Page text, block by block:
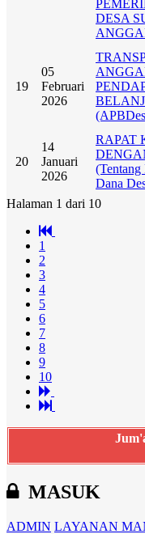
DESA
19
05
Februari
2026
20
14
Januari
2026
RAPAT
(Tentang
Dana
Halaman 1 dari 10
1
2
3
4
5
6
7
8
9
10
MASUK
ADMIN LAYANAN